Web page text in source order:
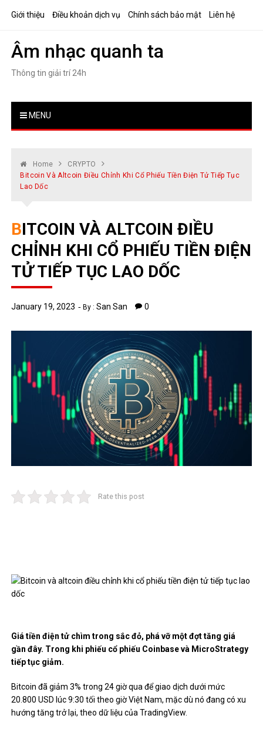
Giới thiệu Điều khoản dịch vụ Chính sách bảo mật Liên hệ
Âm nhạc quanh ta
Thông tin giải trí 24h
MENU
Home
CRYPTO
Bitcoin Và Altcoin Điều Chỉnh Khi Cổ Phiếu Tiền Điện Tử Tiếp Tục
Lao Dốc
BITCOIN VÀ ALTCOIN ĐIỀU
CHỈNH KHI CỔ PHIẾU TIỀN ĐIỆN
TỬ TIẾP TỤC LAO DỐC
January 19, 2023 By :San San 0
Rate this post
Giá tiền điện tử chìm trong sắc đỏ, phá vỡ một đợt tăng giá
gần đây. Trong khi phiếu cổ phiếu Coinbase và MicroStrategy
tiếp tục giảm.
Bitcoin đã giảm 3% trong 24 giờ qua để giao dịch dưới mức
20.800 USD lúc 9:30 tối theo giờ Việt Nam, mặc dù nó đang có xu
hướng tăng trở lại, theo dữ liệu của TradingView.